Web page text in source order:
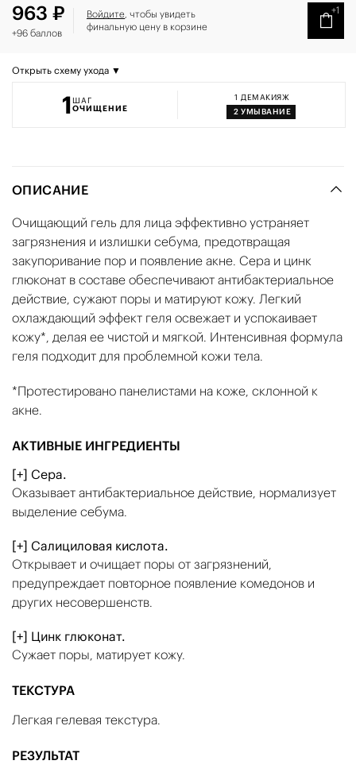
+96 баллов
963 ₽ Войдите, чтобы увидеть
финальную цену в корзине
+1
Открыть схему ухода ▼
1 ШАГ
ОЧИЩЕНИЕ
1 ДЕМАКИЯЖ
2 УМЫВАНИЕ
ОПИСАНИЕ
Очищающий гель для лица эффективно устраняет
загрязнения и излишки себума, предотвращая
закупоривание пор и появление акне. Сера и цинк
глюконат в составе обеспечивают антибактериальное
действие, сужают поры и матируют кожу. Легкий
охлаждающий эффект геля освежает и успокаивает
кожу*, делая ее чистой и мягкой. Интенсивная формула
геля подходит для проблемной кожи тела.
*Протестировано панелистами на коже, склонной к
акне.
АКТИВНЫЕ ИНГРЕДИЕНТЫ
[+] Сера.
Оказывает антибактериальное действие, нормализует
выделение себума.
[+] Салициловая кислота.
Открывает и очищает поры от загрязнений,
предупреждает повторное появление комедонов и
других несовершенств.
[+] Цинк глюконат.
Сужает поры, матирует кожу.
ТЕКСТУРА
Легкая гелевая текстура.
РЕЗУЛЬТАТ